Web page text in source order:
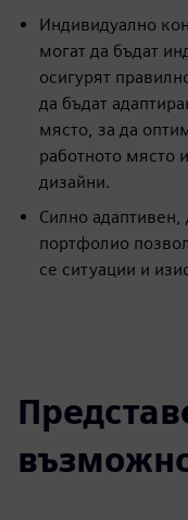
Индивидуално
могат да бъдат
осигурят
да бъдат
място, за да
работното място
дизайни.
Силно
портфолио
се ситуации и